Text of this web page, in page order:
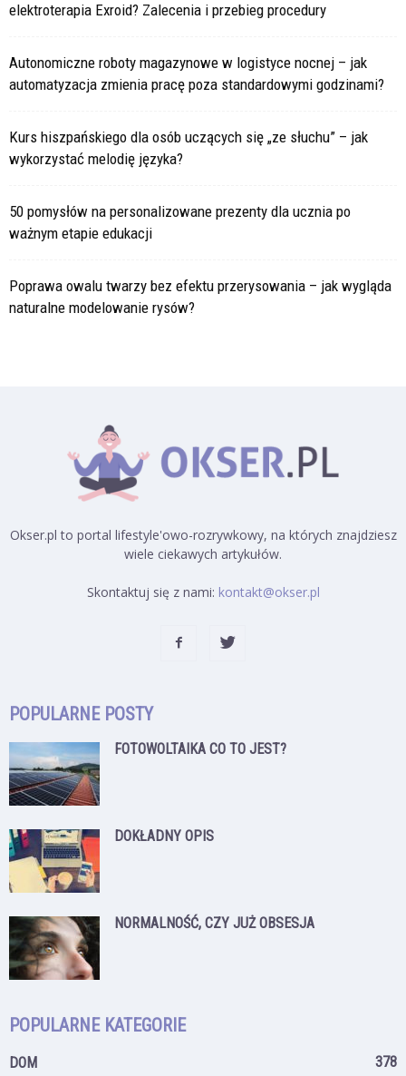
elektroterapia Exroid? Zalecenia i przebieg procedury
Autonomiczne roboty magazynowe w logistyce nocnej – jak
automatyzacja zmienia pracę poza standardowymi godzinami?
Kurs hiszpańskiego dla osób uczących się „ze słuchu” – jak
wykorzystać melodię języka?
50 pomysłów na personalizowane prezenty dla ucznia po
ważnym etapie edukacji
Poprawa owalu twarzy bez efektu przerysowania – jak wygląda
naturalne modelowanie rysów?
Okser.pl to portal lifestyle'owo-rozrywkowy, na których znajdziesz
wiele ciekawych artykułów.
Skontaktuj się z nami: kontakt@okser.pl
POPULARNE POSTY
FOTOWOLTAIKA CO TO JEST?
DOKŁADNY OPIS
NORMALNOŚĆ, CZY JUŻ OBSESJA
POPULARNE KATEGORIE
DOM 378